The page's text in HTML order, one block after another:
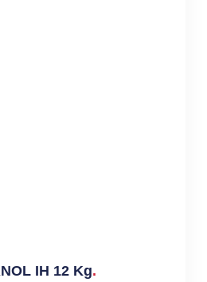
IH 12 Kg